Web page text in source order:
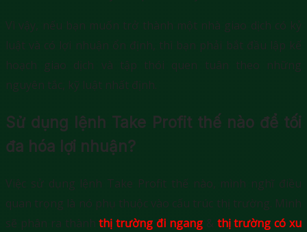
Vì vậy, nếu bạn muốn trở thành một nhà giao dịch có kỷ
luật và có lợi nhuận ổn định, thì bạn phải bắt đầu lập kế
hoạch giao dịch và tập thói quen tuân theo những
nguyên tắc, kỹ luật nhất định.
Sử dụng lệnh Take Profit thế nào để tối
đa hóa lợi nhuận?
Việc sử dụng lệnh Take Profit thế nào, mình nghĩ điều
quan trọng là nó phụ thuộc vào cấu trúc thị trường. Mình
sẽ phân ra thànhthị trường đi ngang& thị trường có xu